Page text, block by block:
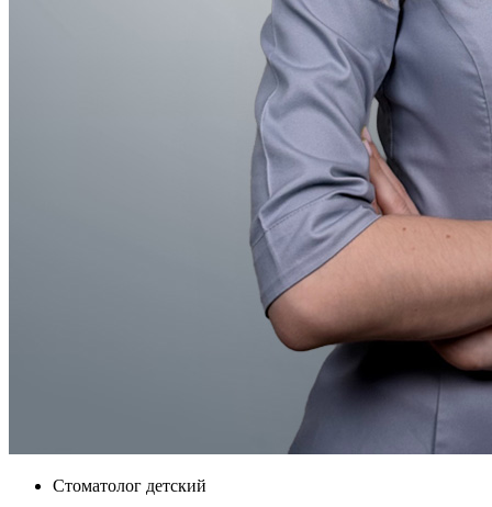
Стоматолог детский